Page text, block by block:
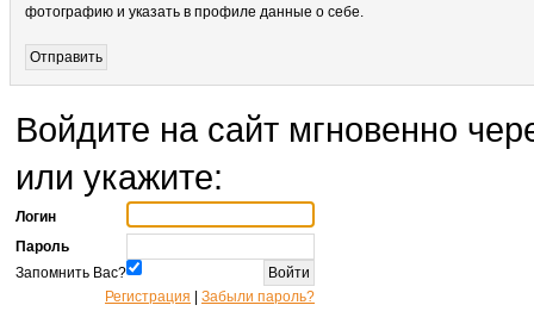
фотографию и указать в профиле данные о себе.
Войдите на сайт мгновенно
или укажите:
Логин
Пароль
Запомнить Вас?
Регистрация
Забыли пароль?